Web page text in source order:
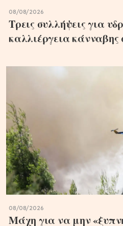
08/08/2026
Τρεις συλλήψεις για
καλλιέργεια κάνναβης
08/08/2026
Μάχη για να μην